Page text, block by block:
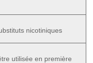
nicotiniques
utilisée en première